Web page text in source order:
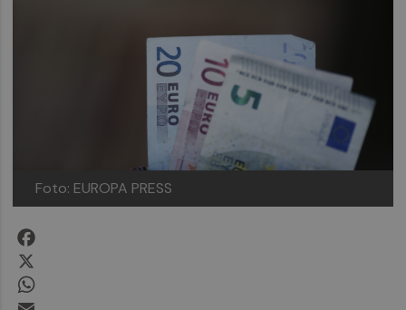
Foto: EUROPA PRESS